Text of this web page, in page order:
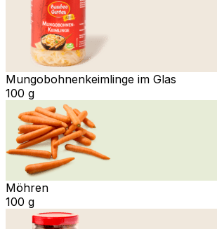
Mungobohnenkeimlinge im Glas
100 g
Möhren
100 g